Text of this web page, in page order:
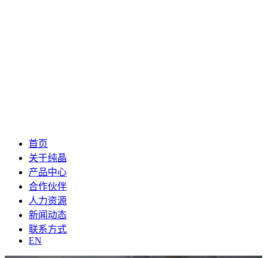
首页
关于纯晶
产品中心
合作伙伴
人力资源
新闻动态
联系方式
EN